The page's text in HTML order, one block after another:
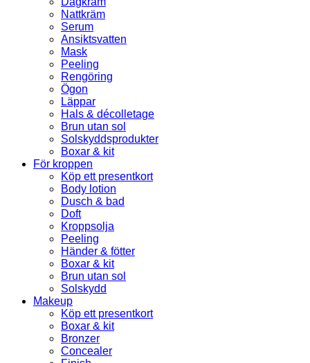
Nattkräm
Serum
Ansiktsvatten
Mask
Peeling
Rengöring
Ögon
Läppar
Hals & décolletage
Brun utan sol
Solskyddsprodukter
Boxar & kit
För kroppen
Köp ett presentkort
Body lotion
Dusch & bad
Doft
Kroppsolja
Peeling
Händer & fötter
Boxar & kit
Brun utan sol
Solskydd
Makeup
Köp ett presentkort
Boxar & kit
Bronzer
Concealer